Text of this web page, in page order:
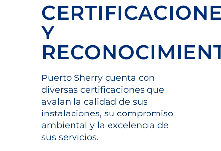
Y
Puerto Sherry cuenta con
diversas certificaciones que
avalan la calidad de sus
instalaciones, su compromiso
ambiental y la excelencia de
sus servicios.